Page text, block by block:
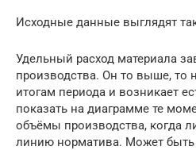
Исходные данные выглядят
Удельный расход материала
производства. Он то выше, то
итогам периода и возникает
показать на диаграмме те
объёмы производства, когда
линию норматива. Может быть